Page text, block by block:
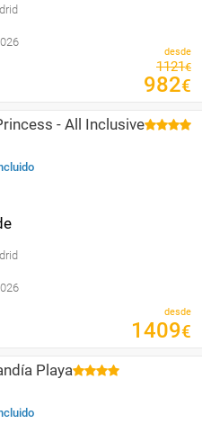
desde
1121€
982€
- All Inclusive
desde
1409€
Playa